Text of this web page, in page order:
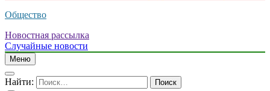
Общество
Новостная рассылка
Случайные новости
Меню
Найти: